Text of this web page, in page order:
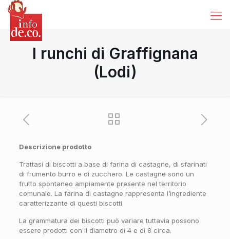
I runchi di Graffignana
(Lodi)
Descrizione prodotto
Trattasi di biscotti a base di farina di castagne, di sfarinati
di frumento burro e di zucchero. Le castagne sono un
frutto spontaneo ampiamente presente nel territorio
comunale. La farina di castagne rappresenta l’ingrediente
caratterizzante di questi biscotti.
La grammatura dei biscotti può variare tuttavia possono
essere prodotti con il diametro di 4 e di 8 circa.